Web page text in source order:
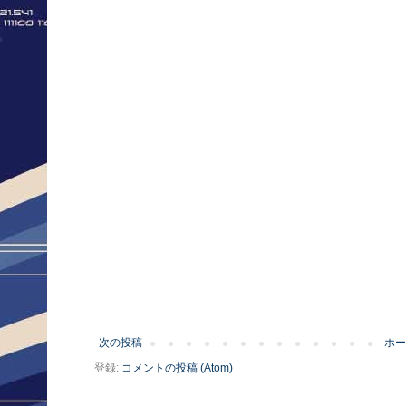
次の投稿
ホ
登録: コメントの投稿 (Atom)